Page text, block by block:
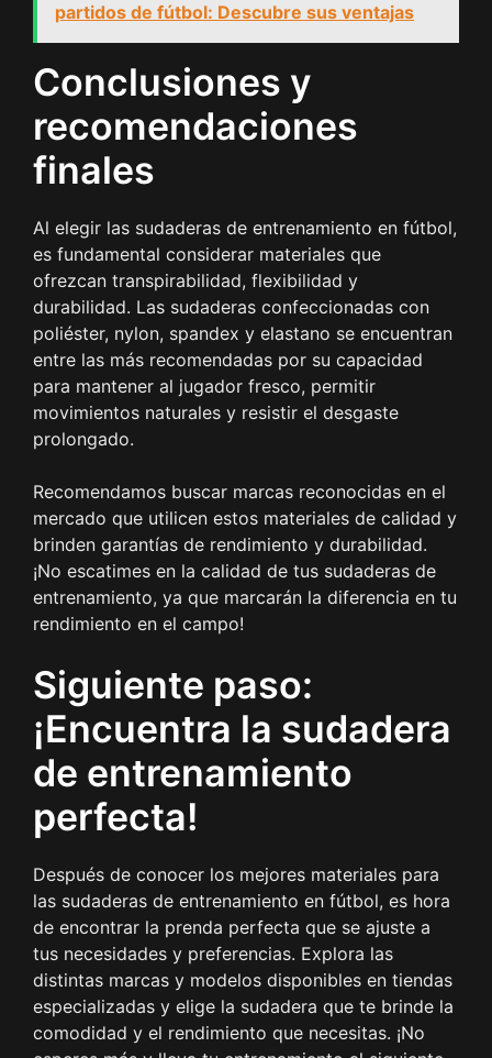
partidos de fútbol: Descubre sus ventajas
Conclusiones y
recomendaciones
finales
Al elegir las sudaderas de entrenamiento en fútbol,
es fundamental considerar materiales que
ofrezcan transpirabilidad, flexibilidad y
durabilidad. Las sudaderas confeccionadas con
poliéster, nylon, spandex y elastano se encuentran
entre las más recomendadas por su capacidad
para mantener al jugador fresco, permitir
movimientos naturales y resistir el desgaste
prolongado.
Recomendamos buscar marcas reconocidas en el
mercado que utilicen estos materiales de calidad y
brinden garantías de rendimiento y durabilidad.
¡No escatimes en la calidad de tus sudaderas de
entrenamiento, ya que marcarán la diferencia en tu
rendimiento en el campo!
Siguiente paso:
¡Encuentra la sudadera
de entrenamiento
perfecta!
Después de conocer los mejores materiales para
las sudaderas de entrenamiento en fútbol, es hora
de encontrar la prenda perfecta que se ajuste a
tus necesidades y preferencias. Explora las
distintas marcas y modelos disponibles en tiendas
especializadas y elige la sudadera que te brinde la
comodidad y el rendimiento que necesitas. ¡No